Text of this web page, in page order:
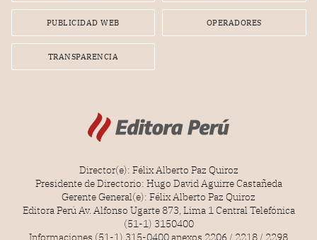
PUBLICIDAD WEB OPERADORES
TRANSPARENCIA
Director(e): Félix Alberto Paz Quiroz
Presidente de Directorio: Hugo David Aguirre Castañeda
Gerente General(e): Félix Alberto Paz Quiroz
Editora Perú Av. Alfonso Ugarte 873, Lima 1 Central Telefónica
(51-1) 3150400